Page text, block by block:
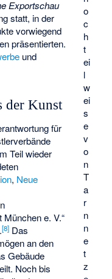
o
c
h
t
ei
l
w
ei
s
e
v
o
n
T
a
r
n
n
e
t
z
Exportschau
statt, in der
vorwiegend
präsentierten.
und
der Kunst
für
Teil wieder
, Neue
e. V.“
[8] Das
an den
Gebäude
Noch bis